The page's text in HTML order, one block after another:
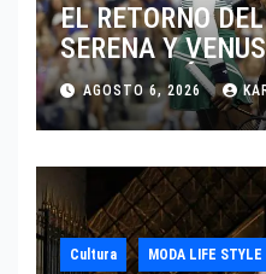
EL RETORNO
SERENA Y
DISPUTARÁN
CINCINNATI 2026
AGOSTO 6, 2026
Cultura MODA LIFE STYLE